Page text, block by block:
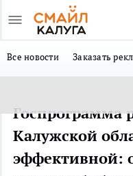
Все новости Заказать
Госпрограмма
Калужской
эффективной: